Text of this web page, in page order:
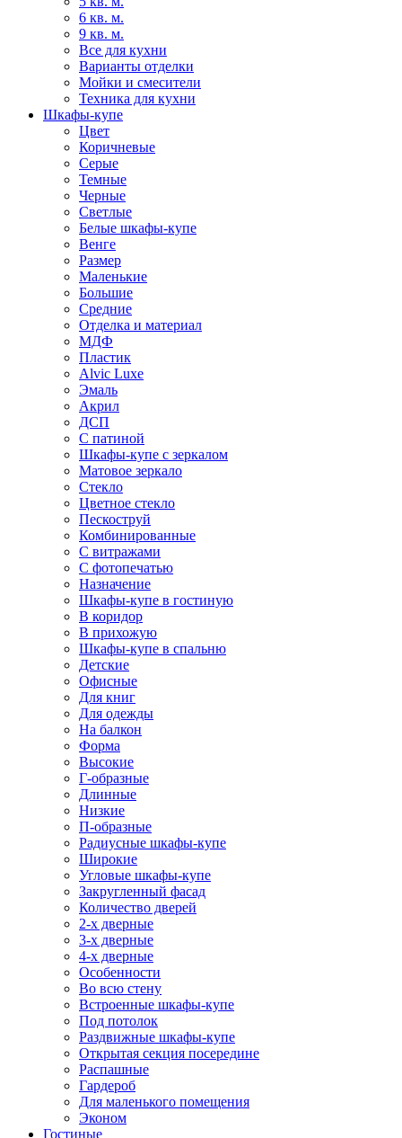
6 кв. м.
9 кв. м.
Все для кухни
Варианты отделки
Мойки и смесители
Техника для кухни
Шкафы-купе
Цвет
Коричневые
Серые
Темные
Черные
Светлые
Белые шкафы-купе
Венге
Размер
Маленькие
Большие
Средние
Отделка и материал
МДФ
Пластик
Alvic Luxe
Эмаль
Акрил
ДСП
С патиной
Шкафы-купе с зеркалом
Матовое зеркало
Стекло
Цветное стекло
Пескоструй
Комбинированные
С витражами
С фотопечатью
Назначение
Шкафы-купе в гостиную
В коридор
В прихожую
Шкафы-купе в спальню
Детские
Офисные
Для книг
Для одежды
На балкон
Форма
Высокие
Г-образные
Длинные
Низкие
П-образные
Радиусные шкафы-купе
Широкие
Угловые шкафы-купе
Закругленный фасад
Количество дверей
2-х дверные
3-х дверные
4-х дверные
Особенности
Во всю стену
Встроенные шкафы-купе
Под потолок
Раздвижные шкафы-купе
Открытая секция посередине
Распашные
Гардероб
Для маленького помещения
Эконом
Гостиные